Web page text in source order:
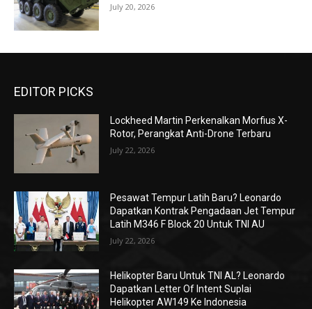
July 20, 2026
EDITOR PICKS
Lockheed Martin Perkenalkan Morfius X-
Rotor, Perangkat Anti-Drone Terbaru
July 22, 2026
Pesawat Tempur Latih Baru? Leonardo
Dapatkan Kontrak Pengadaan Jet Tempur
Latih M346 F Block 20 Untuk TNI AU
July 22, 2026
Helikopter Baru Untuk TNI AL? Leonardo
Dapatkan Letter Of Intent Suplai
Helikopter AW149 Ke Indonesia